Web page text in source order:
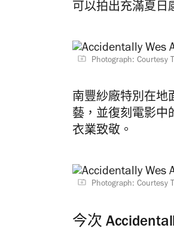
可以拍出充滿夏日
Photograph: Courtesy
南豐紗廠特別在地
藝，並復刻電影中
衣業致敬。
Photograph: Courtesy
今次